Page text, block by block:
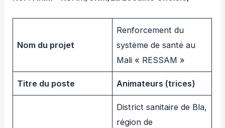
Nom du projet
Renforcement du
système de santé au
Mali « RESSAM »
Titre du poste Animateurs (trices)
District sanitaire de Bla,
région de